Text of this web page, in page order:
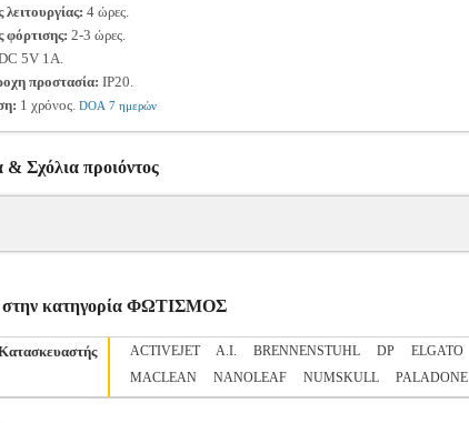
4 ώρες.
φόρτισης: 2-3 ώρες.
5V 1A.
προστασία: IP20.
1 χρόνος. DOA 7 ημερών
& Σχόλια προιόντος
στην κατηγορία ΦΩΤΙΣΜΟΣ
ACTIVEJET A.I. BRENNENSTUHL DP ELGATO
MACLEAN
NANOLEAF NUMSKULL PALADONE